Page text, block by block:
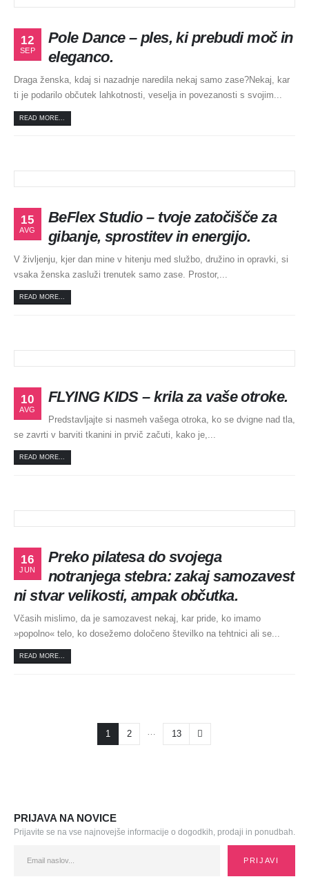
12
SEP
Pole Dance – ples, ki prebudi moč in
eleganco.
Draga ženska, kdaj si nazadnje naredila nekaj samo zase?Nekaj, kar
ti je podarilo občutek lahkotnosti, veselja in povezanosti s svojim...
READ MORE...
15
AVG
BeFlex Studio – tvoje zatočišče za
gibanje, sprostitev in energijo.
V življenju, kjer dan mine v hitenju med službo, družino in opravki, si
vsaka ženska zasluži trenutek samo zase. Prostor,...
READ MORE...
10
AVG
FLYING KIDS – krila za vaše otroke.
Predstavljajte si nasmeh vašega otroka, ko se dvigne nad tla,
se zavrti v barviti tkanini in prvič začuti, kako je,...
READ MORE...
16
JUN
Preko pilatesa do svojega
notranjega stebra: zakaj samozavest
ni stvar velikosti, ampak občutka.
Včasih mislimo, da je samozavest nekaj, kar pride, ko imamo
»popolno« telo, ko dosežemo določeno številko na tehtnici ali se...
READ MORE...
1 2 … 13
PRIJAVA NA NOVICE
Prijavite se na vse najnovejše informacije o dogodkih, prodaji in ponudbah.